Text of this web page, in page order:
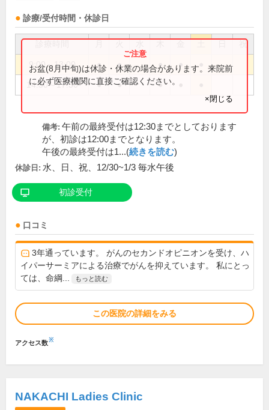
診療/受付時間・休診日
祝
9:00～13:00 ● ● ● ●
14:30～17:30 ● ● ●
お盆(8月中旬)は休診・休業の場合があります。来院前
に必ず医療機関に直接ご確認ください。
×閉じる
備考: 午前の最終受付は12:30までとしております
が、初診は12:00までとなります。
午後の最終受付は1...(続きを読む)
休診日: 水、日、祝、12/30~1/3 毎水午後
初診受付
口コミ
3年通っています。 がんのセカンドオピニオンを受け、ハ
イパーサーミアによる治療でがんを抑えています。 私にとっ
ては、命綱...
もっと読む
この医院の詳細をみる
アクセス数※
NAKACHI Ladies Clinic